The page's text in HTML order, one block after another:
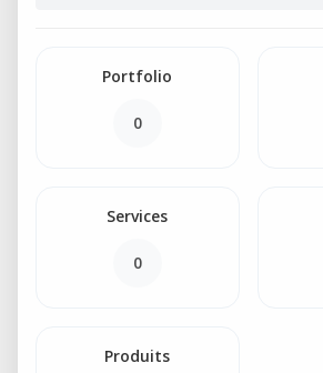
Portfolio
0
Services
0
Produits